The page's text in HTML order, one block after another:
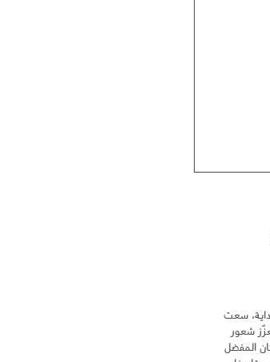
ستاربكس نحو التميز لتحتفي بتراث القهوة الغني من جهة وتعزّز شعور